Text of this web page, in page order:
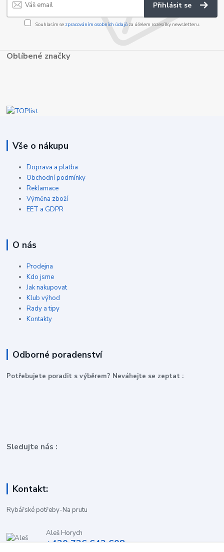
Přihlásit se
Souhlasím se zpracováním osobních údajůza účelem rozesílky newsletteru.
Oblíbené značky
Vše o nákupu
Doprava a platba
Obchodní podmínky
Reklamace
Výměna zboží
EET a GDPR
O nás
Prodejna
Kdo jsme
Jak nakupovat
Klub výhod
Rady a tipy
Kontakty
Odborné poradenství
Potřebujete poradit s výběrem? Neváhejte se zeptat :
Sledujte nás :
Kontakt:
Rybářské potřeby-Na prutu
Aleš Horych
+420 736 642 608